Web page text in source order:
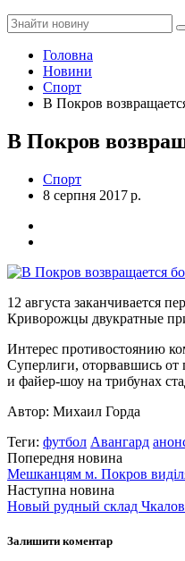
Головна
Новини
Спорт
В Покров
В Покров
Спорт
8 серпня 2017 р.
12 августа заканчивается
Криворожцы двукратные
Интерес противостоянию
Суперлиги, оторвавшись от
и файер-шоу на трибунах
Автор: Михаил Горда
Теги: футбол Авангард
Попередня новина
Мешканцям м. Покров
Наступна новина
Новый рудный склад
Залишити коментар